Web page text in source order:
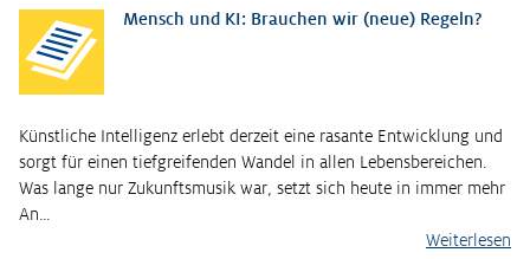
Mensch und KI: Brauchen wir (neue) Regeln?
Künstliche Intelligenz erlebt derzeit eine rasante Entwicklung und
sorgt für einen tiefgreifenden Wandel in allen Lebensbereichen.
Was lange nur Zukunftsmusik war, setzt sich heute in immer mehr
An…
Weiterlesen